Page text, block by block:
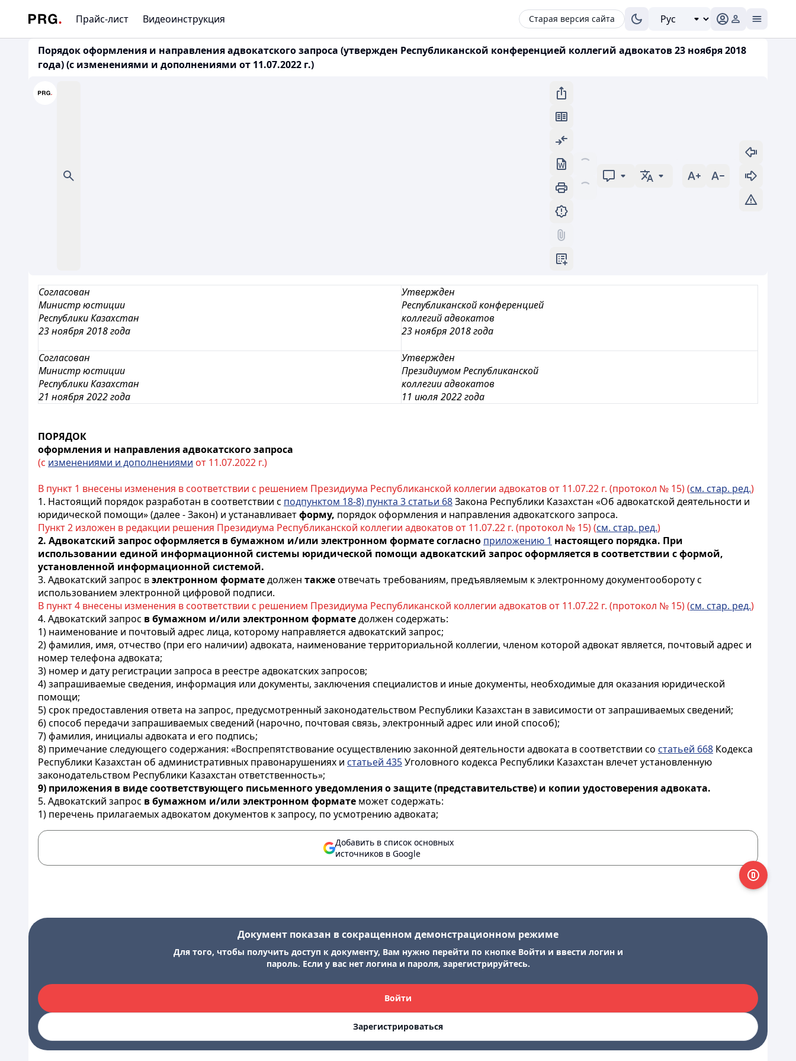
Прайс-лист Видеоинструкция Старая версия сайта
Порядок оформления и направления адвокатского запроса (утвержден Республиканской конференцией коллегий адвокатов 23 ноября 2018
года) (с изменениями и дополнениями от 11.07.2022 г.)
Согласован
Министр юстиции
Республики Казахстан
23 ноября 2018 года
Утвержден
Республиканской конференцией
коллегий адвокатов
23 ноября 2018 года
Согласован
Министр юстиции
Республики Казахстан
21 ноября 2022 года
Утвержден
Президиумом Республиканской
коллегии адвокатов
11 июля 2022 года
ПОРЯДОК
оформления и направления адвокатского запроса
(с изменениями и дополнениями от 11.07.2022 г.)
В пункт 1 внесены изменения в соответствии с решением Президиума Республиканской коллегии адвокатов от 11.07.22 г. (протокол № 15) (см. стар. ред.)
1. Настоящий порядок разработан в соответствии с подпунктом 18-8) пункта 3 статьи 68Закона Республики Казахстан «Об адвокатской деятельности и
юридической помощи» (далее - Закон) и устанавливаетформу, порядок оформления и направления адвокатского запроса.
Пункт 2 изложен в редакции решения Президиума Республиканской коллегии адвокатов от 11.07.22 г. (протокол № 15) (см. стар. ред.)
2. Адвокатский запрос оформляется в бумажном и/или электронном формате согласно приложению 1 настоящего порядка. При
использовании единой информационной системы юридической помощи адвокатский запрос оформляется в соответствии с формой,
установленной информационной системой.
3. Адвокатский запрос вэлектронном форматедолжен такжеотвечать требованиям, предъявляемым к электронному документообороту с
использованием электронной цифровой подписи.
В пункт 4 внесены изменения в соответствии с решением Президиума Республиканской коллегии адвокатов от 11.07.22 г. (протокол № 15) (см. стар. ред.)
4. Адвокатский запрос в бумажном и/или электронном форматедолжен содержать:
1) наименование и почтовый адрес лица, которому направляется адвокатский запрос;
2) фамилия, имя, отчество (при его наличии) адвоката, наименование территориальной коллегии, членом которой адвокат является, почтовый адрес и
номер телефона адвоката;
3) номер и дату регистрации запроса в реестре адвокатских запросов;
4) запрашиваемые сведения, информация или документы, заключения специалистов и иные документы, необходимые для оказания юридической
помощи;
5) срок предоставления ответа на запрос, предусмотренный законодательством Республики Казахстан в зависимости от запрашиваемых сведений;
6) способ передачи запрашиваемых сведений (нарочно, почтовая связь, электронный адрес или иной способ);
7) фамилия, инициалы адвоката и его подпись;
8) примечание следующего содержания: «Воспрепятствование осуществлению законной деятельности адвоката в соответствии со статьей 668 Кодекса
Республики Казахстан об административных правонарушениях и статьей 435Уголовного кодекса Республики Казахстан влечет установленную
законодательством Республики Казахстан ответственность»;
9) приложения в виде соответствующего письменного уведомления о защите (представительстве) и копии удостоверения адвоката.
5. Адвокатский запрос в бумажном и/или электронном формате может содержать:
1) перечень прилагаемых адвокатом документов к запросу, по усмотрению адвоката;
Добавить в список основных
источников в Google
Документ показан в сокращенном демонстрационном режиме
Для того, чтобы получить доступ к документу, Вам нужно перейти по кнопке Войти и ввести логин и
пароль. Если у вас нет логина и пароля, зарегистрируйтесь.
Войти
Зарегистрироваться